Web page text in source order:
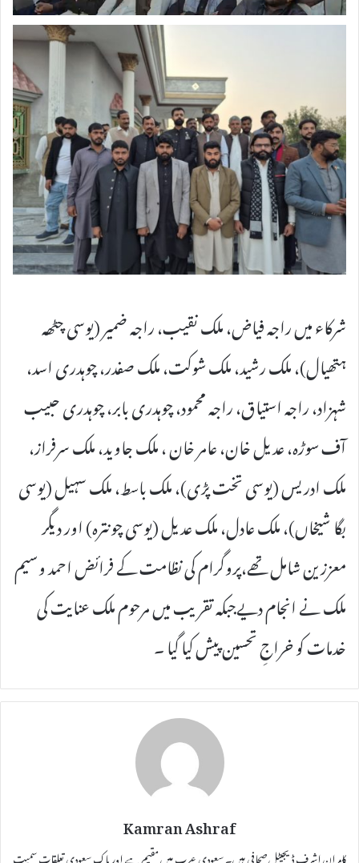
شرکاء میں راجہ فیاض، ملک نقیب، راجہ ضمیر (یوسی چٹھہ
ہتھیال)، ملک رشید، ملک شوکت، ملک صفدر، چوہدری اسد،
شہزاد، راجہ استیاق، راجہ محمود، چوہدری بابر، چوہدری حبیب
آف سوڑہ، عدیل خان، عامر خان ، ملک جاوید، ملک سرفراز،
ملک ادریس (یوسی تخت پڑی)، ملک باسط، ملک سہیل (یوسی
بگا شیخاں)، ملک عادل، ملک عدیل (یوسی چونترہ) اور دیگر
معززین شامل تھے،پروگرام کی نظامت کے فرائض احمد وسیم
ملک نے انجام دیےجبکہ تقریب میں مرحوم ملک عنایت کی
خدمات کو خراجِ تحسین پیش کیا گیا ۔
Kamran Ashraf
کامران اشرف ڈیجیٹل صحافی ہیں۔ سعودی عرب میں مقیم ہے اور پاک سعودی تعلقات سمیت